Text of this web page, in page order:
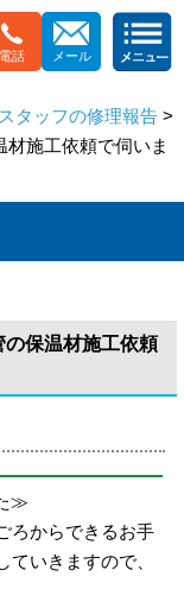
電話 メール
スタッフの修理報告 >
施工依頼で伺いま
保温材施工依頼
≫
ろからできるお手
いきますので、